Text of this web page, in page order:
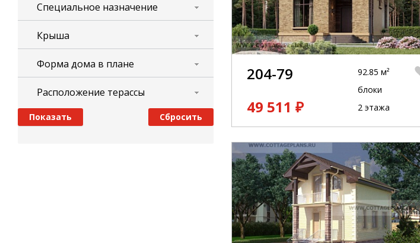
Специальное назначение
Крыша
Форма дома в плане
Расположение терассы
204-79
49 511 ₽
92.85 м²
блоки
2 этажа